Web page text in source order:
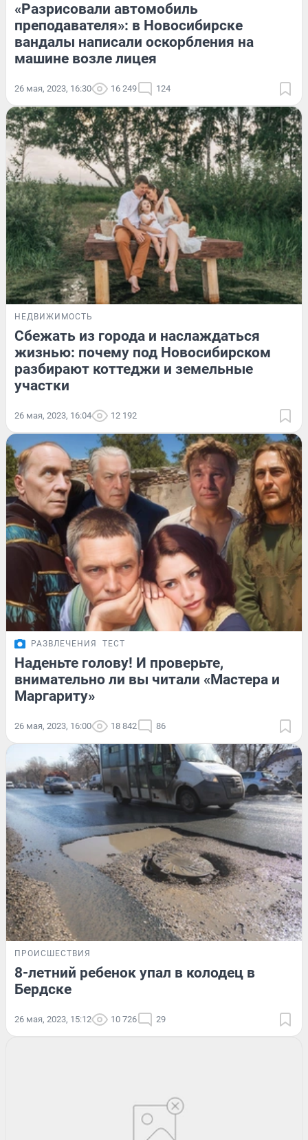
«Разрисовали автомобиль
преподавателя»: в Новосибирске
вандалы написали оскорбления на
машине возле лицея
26 мая, 2023, 16:30 16 249 124
НЕДВИЖИМОСТЬ
Сбежать из города и наслаждаться
жизнью: почему под Новосибирском
разбирают коттеджи и земельные
участки
26 мая, 2023, 16:04 12 192
РАЗВЛЕЧЕНИЯ ТЕСТ
Наденьте голову! И проверьте,
внимательно ли вы читали «Мастера и
Маргариту»
26 мая, 2023, 16:00 18 842 86
ПРОИСШЕСТВИЯ
8-летний ребенок упал в колодец в
Бердске
26 мая, 2023, 15:12 10 726 29